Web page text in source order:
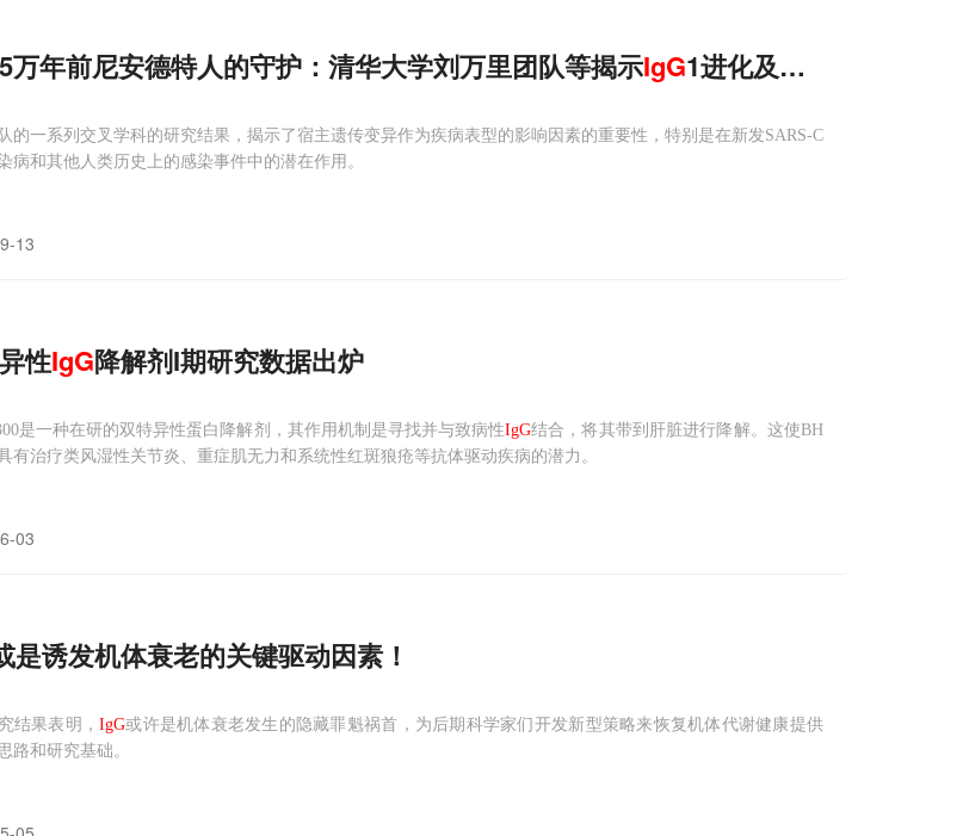
万年前尼安德特人的守护：清华大学刘万里团队等揭示IgG1进化及其在抵御病原
的一系列交叉学科的研究结果，揭示了宿主遗传变异作为疾病表型的影响因素的重要性，特别是在新发SARS-C
病和其他人类历史上的感染事件中的潜在作用。
13
性IgG降解剂I期研究数据出炉
是一种在研的双特异性蛋白降解剂，其作用机制是寻找并与致病性IgG结合，将其带到肝脏进行降解。这使BH
有治疗类风湿性关节炎、重症肌无力和系统性红斑狼疮等抗体驱动疾病的潜力。
03
是诱发机体衰老的关键驱动因素！
结果表明， IgG或许是机体衰老发生的隐藏罪魁祸首，为后期科学家们开发新型策略来恢复机体代谢健康提供
路和研究基础。